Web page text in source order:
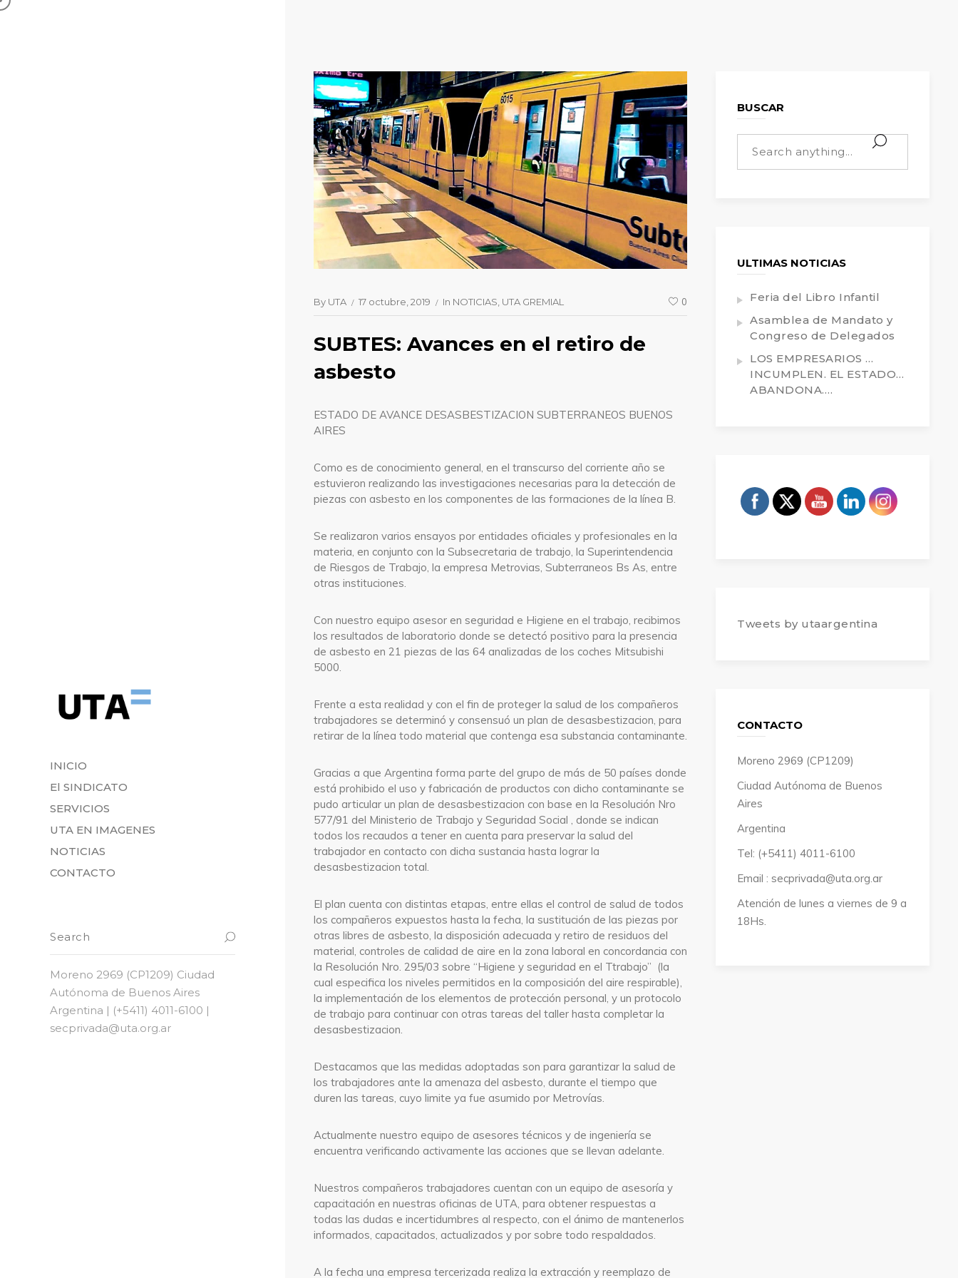
INICIO
El SINDICATO
SERVICIOS
UTA EN IMAGENES
NOTICIAS
CONTACTO
Moreno 2969 (CP1209) Ciudad
Autónoma de Buenos Aires
Argentina | (+5411) 4011-6100 |
secprivada@uta.org.ar
By UTA 17 octubre, 2019 In NOTICIAS UTA GREMIAL 0
SUBTES: Avances en el retiro de
asbesto
ESTADO DE AVANCE DESASBESTIZACION SUBTERRANEOS BUENOS
AIRES
Como es de conocimiento general, en el transcurso del corriente año se
estuvieron realizando las investigaciones necesarias para la detección de
piezas con asbesto en los componentes de las formaciones de la línea B.
Se realizaron varios ensayos por entidades oficiales y profesionales en la
materia, en conjunto con la Subsecretaria de trabajo, la Superintendencia
de Riesgos de Trabajo, la empresa Metrovias, Subterraneos Bs As, entre
otras instituciones.
Con nuestro equipo asesor en seguridad e Higiene en el trabajo, recibimos
los resultados de laboratorio donde se detectó positivo para la presencia
de asbesto en 21 piezas de las 64 analizadas de los coches Mitsubishi
5000.
Frente a esta realidad y con el fin de proteger la salud de los compañeros
trabajadores se determinó y consensuó un plan de desasbestizacion, para
retirar de la línea todo material que contenga esa substancia contaminante.
Gracias a que Argentina forma parte del grupo de más de 50 países donde
está prohibido el uso y fabricación de productos con dicho contaminante se
pudo articular un plan de desasbestizacion con base en la Resolución Nro
577/91 del Ministerio de Trabajo y Seguridad Social , donde se indican
todos los recaudos a tener en cuenta para preservar la salud del
trabajador en contacto con dicha sustancia hasta lograr la
desasbestizacion total.
El plan cuenta con distintas etapas, entre ellas el control de salud de todos
los compañeros expuestos hasta la fecha, la sustitución de las piezas por
otras libres de asbesto, la disposición adecuada y retiro de residuos del
material, controles de calidad de aire en la zona laboral en concordancia con
la Resolución Nro. 295/03 sobre “Higiene y seguridad en el Ttrabajo” (la
cual especifica los niveles permitidos en la composición del aire respirable),
la implementación de los elementos de protección personal, y un protocolo
de trabajo para continuar con otras tareas del taller hasta completar la
desasbestizacion.
Destacamos que las medidas adoptadas son para garantizar la salud de
los trabajadores ante la amenaza del asbesto, durante el tiempo que
duren las tareas, cuyo limite ya fue asumido por Metrovías.
Actualmente nuestro equipo de asesores técnicos y de ingeniería se
encuentra verificando activamente las acciones que se llevan adelante.
Nuestros compañeros trabajadores cuentan con un equipo de asesoría y
capacitación en nuestras oficinas de UTA, para obtener respuestas a
todas las dudas e incertidumbres al respecto, con el ánimo de mantenerlos
informados, capacitados, actualizados y por sobre todo respaldados.
A la fecha una empresa tercerizada realiza la extracción y reemplazo de
BUSCAR
ULTIMAS NOTICIAS
Feria del Libro Infantil
Asamblea de Mandato y
Congreso de Delegados
LOS EMPRESARIOS …
INCUMPLEN. EL ESTADO…
ABANDONA….
Tweets by utaargentina
CONTACTO
Moreno 2969 (CP1209)
Ciudad Autónoma de Buenos
Aires
Argentina
Tel: (+5411) 4011-6100
Email : secprivada@uta.org.ar
Atención de lunes a viernes de 9 a
18Hs.